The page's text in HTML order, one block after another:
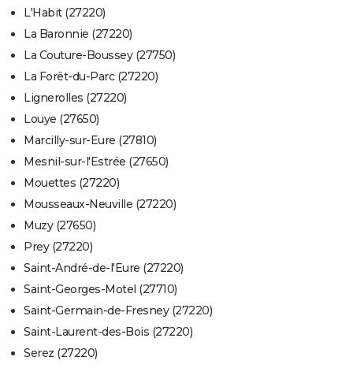
L'Habit (27220)
La Baronnie (27220)
La Couture-Boussey (27750)
La Forêt-du-Parc (27220)
Lignerolles (27220)
Louye (27650)
Marcilly-sur-Eure (27810)
Mesnil-sur-l'Estrée (27650)
Mouettes (27220)
Mousseaux-Neuville (27220)
Muzy (27650)
Prey (27220)
Saint-André-de-l'Eure (27220)
Saint-Georges-Motel (27710)
Saint-Germain-de-Fresney (27220)
Saint-Laurent-des-Bois (27220)
Serez (27220)